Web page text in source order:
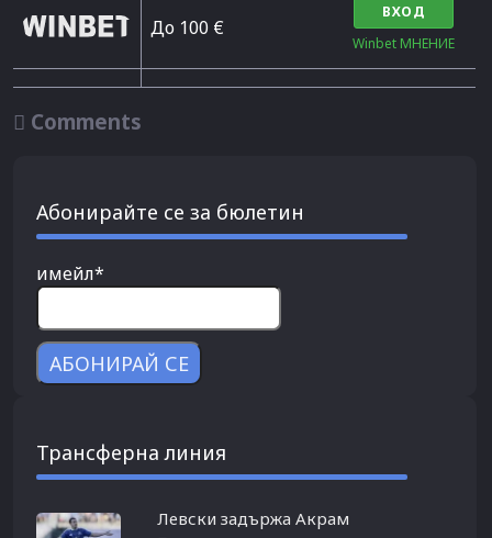
До 100 €
ВХОД
Winbet МНЕНИЕ
 Comments
Абонирайте се за бюлетин
имейл*
Трансферна линия
Левски задържа Акрам